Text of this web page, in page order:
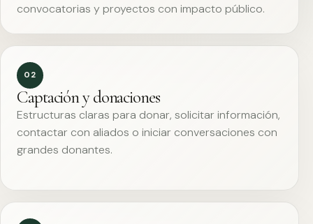
convocatorias y proyectos con impacto público.
02
Captación y donaciones
Estructuras claras para donar, solicitar información,
contactar con aliados o iniciar conversaciones con
grandes donantes.